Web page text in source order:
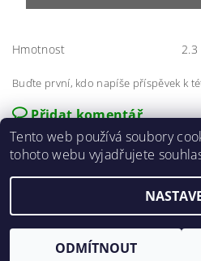
Hmotnost 2.3
Buďte první, kdo napíše příspěvek k
Přidat komentář
2026 ©E-agro.cz,
Tento web používá soubory
tohoto webu vyjadřujete
ODMÍTNOUT